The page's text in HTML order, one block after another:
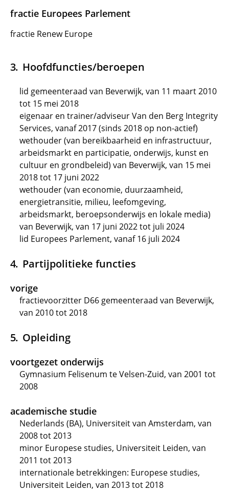
fractie Europees Parlement
fractie Renew Europe
Hoofdfuncties/beroepen
lid gemeenteraad van Beverwijk, van 11 maart 2010
tot 15 mei 2018
eigenaar en trainer/adviseur Van den Berg Integrity
Services, vanaf 2017 (sinds 2018 op non-actief)
wethouder (van bereikbaarheid en infrastructuur,
arbeidsmarkt en participatie, onderwijs, kunst en
cultuur en grondbeleid) van Beverwijk, van 15 mei
2018 tot 17 juni 2022
wethouder (van economie, duurzaamheid,
energietransitie, milieu, leefomgeving,
arbeidsmarkt, beroepsonderwijs en lokale media)
van Beverwijk, van 17 juni 2022 tot juli 2024
lid Europees Parlement, vanaf 16 juli 2024
Partijpolitieke functies
vorige
fractievoorzitter D66 gemeenteraad van Beverwijk,
van 2010 tot 2018
Opleiding
voortgezet onderwijs
Gymnasium Felisenum te Velsen-Zuid, van 2001 tot
2008
academische studie
Nederlands (BA), Universiteit van Amsterdam, van
2008 tot 2013
minor Europese studies, Universiteit Leiden, van
2011 tot 2013
internationale betrekkingen: Europese studies,
Universiteit Leiden, van 2013 tot 2018